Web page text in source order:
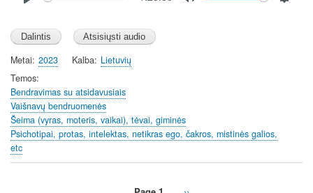
l
a
y
Metai 2023 Kalba Lietuvių
Temos
Bendravimas su atsidavusiais
Vaišnavų bendruomenės
Šeima (vyras, moteris, vaikai), tėvai, giminės
Psichotipai, protas, intelektas, netikras ego, čakros, mistinės galios,
etc